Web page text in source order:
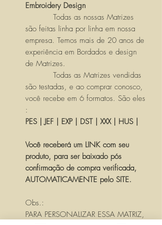
Embroidery Design
Todas as nossas Matrizes
são feitas linha por linha em nossa
empresa. Temos mais de 20 anos de
experiência em Bordados e design
de Matrizes.
Todas as Matrizes vendidas
são testadas, e ao comprar conosco,
você recebe em 6 formatos. São eles
:
PES | JEF | EXP | DST | XXX | HUS |
Você receberá um LINK com seu
produto, para ser baixado pós
confirmação de compra verificada,
AUTOMATICAMENTE pelo SITE.
Obs.:
PARA PERSONALIZAR ESSA MATRIZ,